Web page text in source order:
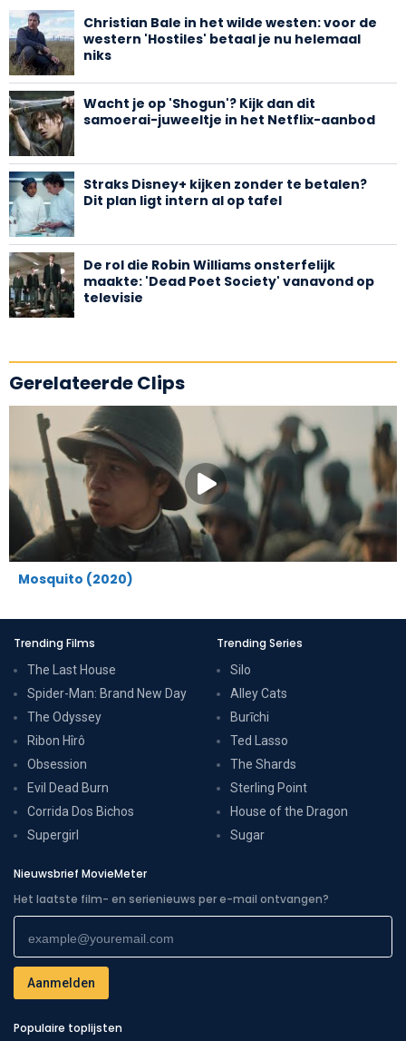
Christian Bale in het wilde westen: voor de
western 'Hostiles' betaal je nu helemaal
niks
Wacht je op 'Shogun'? Kijk dan dit
samoerai-juweeltje in het Netflix-aanbod
Straks Disney+ kijken zonder te betalen?
Dit plan ligt intern al op tafel
De rol die Robin Williams onsterfelijk
maakte: 'Dead Poet Society' vanavond op
televisie
Gerelateerde Clips
Mosquito (2020)
Trending Films
The Last House
Spider-Man: Brand New Day
The Odyssey
Ribon Hîrô
Obsession
Evil Dead Burn
Corrida Dos Bichos
Supergirl
Trending Series
Silo
Alley Cats
Burīchi
Ted Lasso
The Shards
Sterling Point
House of the Dragon
Sugar
Nieuwsbrief MovieMeter
Het laatste film- en serienieuws per e-mail ontvangen?
Populaire toplijsten